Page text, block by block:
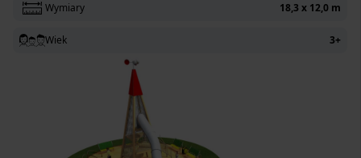
Wymiary 18,3 x 12,0 m
Wiek 3+